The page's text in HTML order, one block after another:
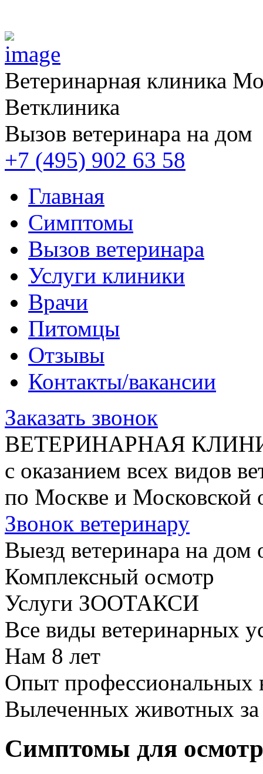
Ветеринарная клиника
Ветклиника
Вызов ветеринара на дом
+7 (495) 902 63 58
Главная
Симптомы
Вызов ветеринара
Услуги клиники
Врачи
Питомцы
Отзывы
Контакты/вакансии
Заказать звонок
ВЕТЕРИНАРНАЯ
с оказанием всех видов
по Москве и Московской
Звонок ветеринару
Выезд ветеринара на дом
Комплексный осмотр
Услуги ЗООТАКСИ
Все виды ветеринарных
Нам 8 лет
Опыт профессиональных
Вылеченных животных
Симптомы для